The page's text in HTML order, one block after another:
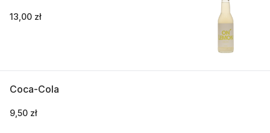
13,00 zł
Coca-Cola
9,50 zł